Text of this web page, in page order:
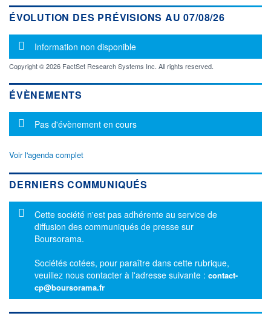
ÉVOLUTION DES PRÉVISIONS AU 07/08/26
Message d'information
Information non disponible
Copyright © 2026 FactSet Research Systems Inc. All rights reserved.
ÉVÈNEMENTS
Message d'information
Pas d'évènement en cours
Voir l'agenda complet
DERNIERS COMMUNIQUÉS
Message d'information
Cette société n'est pas adhérente au service de
diffusion des communiqués de presse sur
Boursorama.
Sociétés cotées, pour paraître dans cette rubrique,
veuillez nous contacter à l'adresse suivante : contact-
cp@boursorama.fr